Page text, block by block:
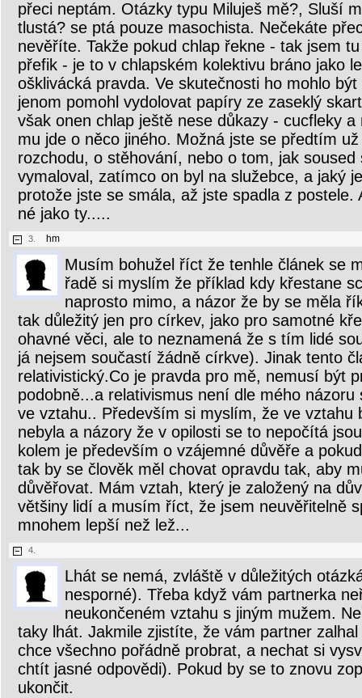
přeci neptám. Otázky typu Miluješ mě?, Sluší
tlustá? se ptá pouze masochista. Nečekáte
nevěříte. Takže pokud chlap řekne - tak jsem
přefik - je to v chlapském kolektivu bráno jako
ošklivácká pravda. Ve skutečnosti ho mohlo
jenom pomohl vydolovat papíry ze zaseklý
však onen chlap ještě nese důkazy - cucfleky
mu jde o něco jiného. Možná jste se předtím
rozchodu, o stěhování, nebo o tom, jak soused
vymaloval, zatímco on byl na služebce, a jaký
protože jste se smála, až jste spadla z postele.
né jako ty.....
3. hm
Musím bohužel říct že tenhle článek se
řadě si myslím že příklad kdy křestane
naprosto mimo, a názor že by se měla
tak důležitý jen pro církev, jako pro samotné
ohavné věci, ale to neznamená že s tím lidé
já nejsem součastí žádně církve). Jinak tento
relativistický.Co je pravda pro mě, nemusí být
podobně...a relativismus není dle mého
ve vztahu.. Především si myslím, že ve vztahu
nebyla a názory že v opilosti se to nepočítá
kolem je především o vzájemné důvěře a
tak by se člověk měl chovat opravdu tak, aby
důvěřovat. Mám vztah, který je založený na
většiny lidí a musím říct, že jsem neuvěřitelně
mnohem lepší než lež...
4.
Lhát se nemá, zvláště v důležitých
nesporné). Třeba když vám partnerka
neukončeném vztahu s jiným mužem.
taky lhát. Jakmile zjistíte, že vám partner
chce všechno pořádně probrat, a nechat si
chtít jasné odpovědi). Pokud by se to znovu
ukončit.